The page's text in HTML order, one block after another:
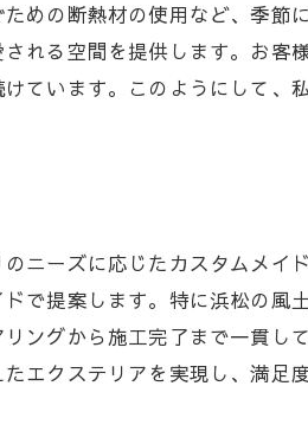
めの断熱材の使用など、季節
れる空間を提供します。お客
ています。このようにして、
ニーズに応じたカスタムメイ
で提案します。特に浜松の風
ングから施工完了まで一貫し
エクステリアを実現し、満足